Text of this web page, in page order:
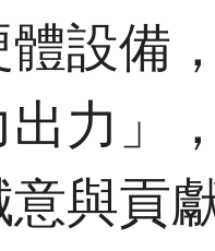
設備
力」
與貢